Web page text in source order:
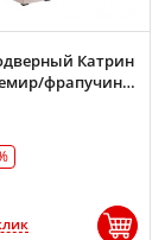
Катрин
фрапучино